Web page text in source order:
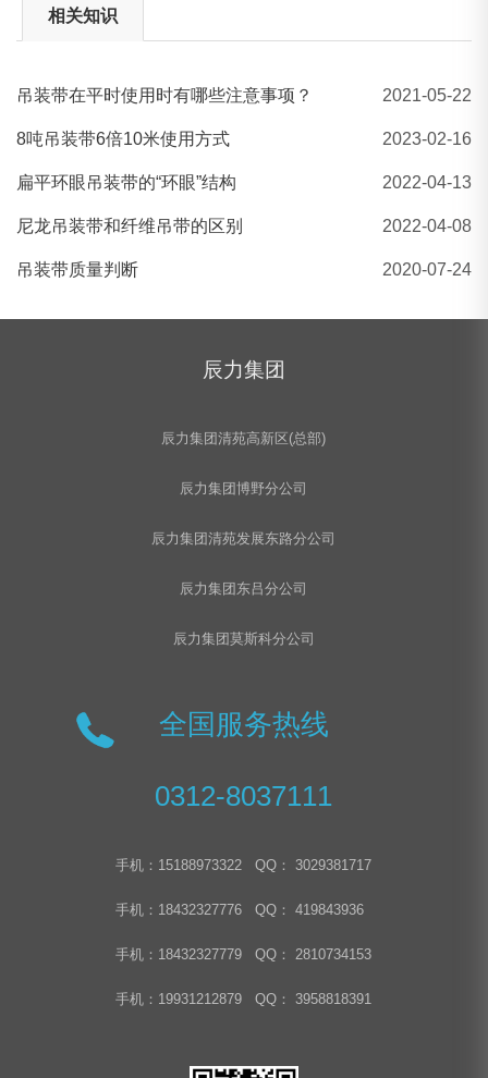
2吨绿色吊装带 加厚两头扣扁平吊装带
相关知识
吊装带在平时使用时有哪些注意事项？ 2021-05-22
8吨吊装带6倍10米使用方式 2023-02-16
扁平环眼吊装带的“环眼”结构 2022-04-13
尼龙吊装带和纤维吊带的区别 2022-04-08
吊装带质量判断 2020-07-24
辰力集团
辰力集团清苑高新区(总部)
辰力集团博野分公司
辰力集团清苑发展东路分公司
辰力集团东吕分公司
辰力集团莫斯科分公司
全国服务热线
0312-8037111
手机：15188973322 QQ： 3029381717
手机：18432327776 QQ： 419843936
手机：18432327779 QQ： 2810734153
手机：19931212879 QQ： 3958818391